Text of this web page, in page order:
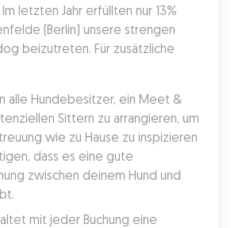
letzten Jahr erfüllten nur 13%
(Berlin) unsere strengen
beizutreten. Für zusätzliche
alle Hundebesitzer, ein Meet &
Sittern zu arrangieren, um
wie zu Hause zu inspizieren
dass es eine gute
zwischen deinem Hund und
mit jeder Buchung eine